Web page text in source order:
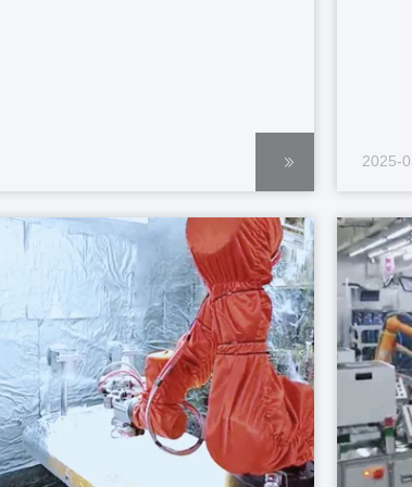
2025-